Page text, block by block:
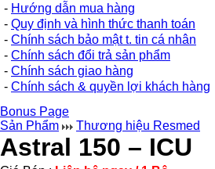
- Hướng dẫn mua hàng
- Quy định và hình thức thanh toán
- Chính sách bảo mật t. tin cá nhân
- Chính sách đổi trả sản phẩm
- Chính sách giao hàng
- Chính sách & quyền lợi khách hàng
Bonus Page
Sản Phẩm
Thương hiệu Resmed
Astral 150 – ICU